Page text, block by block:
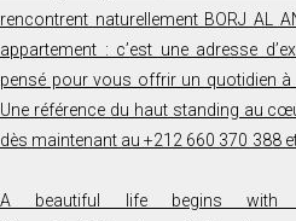
A beautiful life begins